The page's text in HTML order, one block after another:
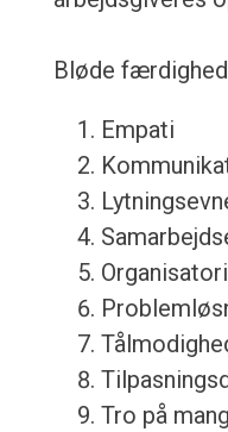
Bløde
Empati
Tro på